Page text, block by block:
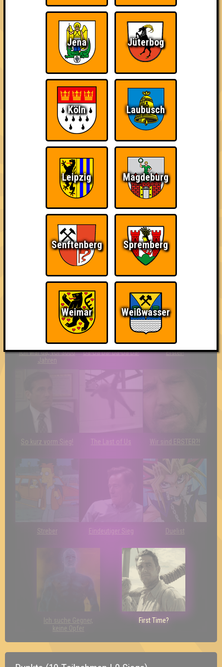
Errungenschaften für den 1. Platz.
Bin ich schon drin? Teil der Oberschicht Quizveteran
Wir sind immer bei
Nerven aus Stahl
damn high
Ich war da, vor 3000
Jahren
Da-Da Da! Da-Da Da! Erster!
So kurz vorm Sieg! The Last of Us Wir sind ERSTER?!
Streber Eindeutiger Sieg Duelist
Ich suche Gegner,
keine Opfer
First Time?
Jena Jüterbog
Köln Laubusch
Leipzig Magdeburg
Senftenberg Spremberg
Weimar Weißwasser